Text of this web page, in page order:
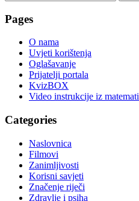
Pages
O nama
Uvjeti korištenja
Oglašavanje
Prijatelji portala
KvizBOX
Video instrukcije iz
Categories
Naslovnica
Filmovi
Zanimljivosti
Korisni savjeti
Značenje riječi
Zdravlje i psiha